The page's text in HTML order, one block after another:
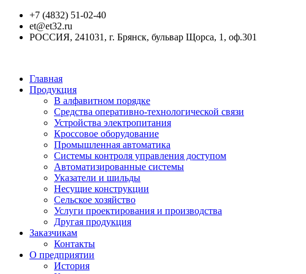
+7 (4832) 51-02-40
et@et32.ru
РОССИЯ, 241031, г. Брянск, бульвар Щорса, 1, оф.301
Главная
Продукция
В алфавитном порядке
Средства оперативно-технологической связи
Устройства электропитания
Кроссовое оборудование
Промышленная автоматика
Системы контроля управления доступом
Автоматизированные системы
Указатели и шильды
Несущие конструкции
Сельское хозяйство
Услуги проектирования и производства
Другая продукция
Заказчикам
Контакты
О предприятии
История